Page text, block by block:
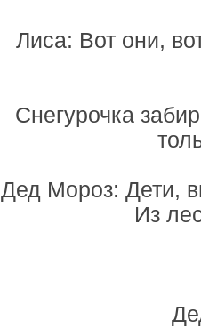
Лиса: Вот они,
Снегурочка
Дед Мороз: Дети,
Из